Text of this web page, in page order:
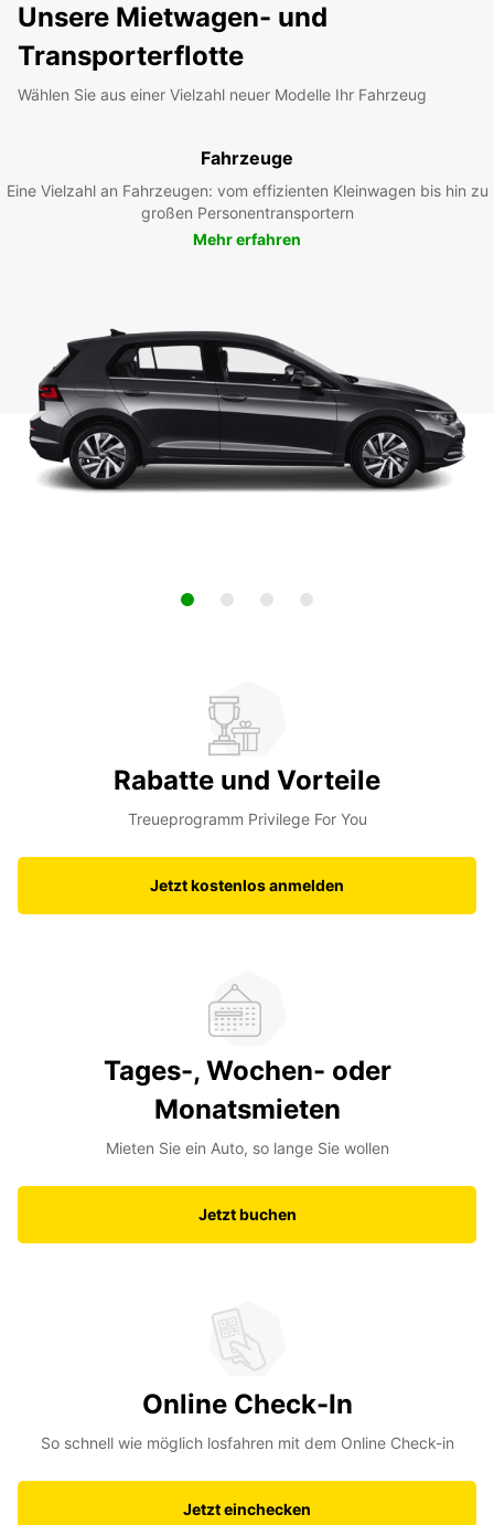
Unsere Mietwagen- und
Transporterflotte
Wählen Sie aus einer Vielzahl neuer Modelle Ihr Fahrzeug
Fahrzeuge
Eine Vielzahl an Fahrzeugen: vom effizienten Kleinwagen bis hin zu
großen Personentransportern
Mehr erfahren
Rabatte und Vorteile
Treueprogramm Privilege For You
Jetzt kostenlos anmelden
Tages-, Wochen- oder
Monatsmieten
Mieten Sie ein Auto, so lange Sie wollen
Jetzt buchen
Online Check-In
So schnell wie möglich losfahren mit dem Online Check-in
Jetzt einchecken